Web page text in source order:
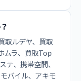
取ルデヤ、買取
ムラ、買取Top
、携帯空間、
バイル、アキモ